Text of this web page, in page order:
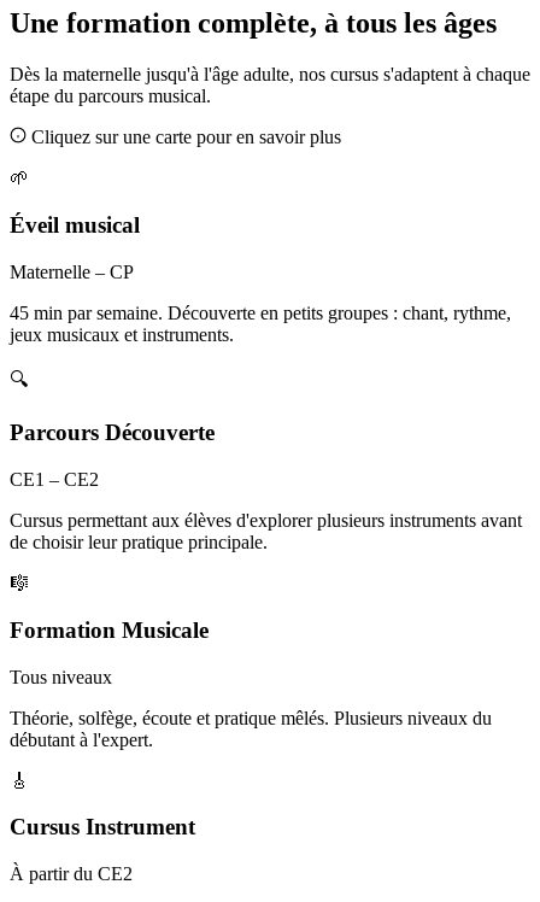
Une formation complète, à tous les âges
Dès la maternelle jusqu'à l'âge adulte, nos cursus s'adaptent à chaque
étape du parcours musical.
Cliquez sur une carte pour en savoir plus
🌱
Éveil musical
Maternelle – CP
45 min par semaine. Découverte en petits groupes : chant, rythme,
jeux musicaux et instruments.
🔍
Parcours Découverte
CE1 – CE2
Cursus permettant aux élèves d'explorer plusieurs instruments avant
de choisir leur pratique principale.
🎼
Formation Musicale
Tous niveaux
Théorie, solfège, écoute et pratique mêlés. Plusieurs niveaux du
débutant à l'expert.
🎸
Cursus Instrument
À partir du CE2